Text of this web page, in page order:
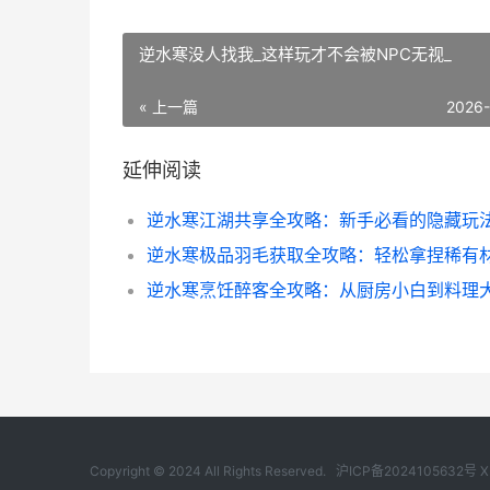
逆水寒没人找我_这样玩才不会被NPC无视_
« 上一篇
延伸阅读
逆水寒极品羽毛获取全攻略：轻松拿捏稀有
逆水寒烹饪醉客全攻略：从厨房小白到料理
Copyright © 2024 All Rights Reserved. 沪ICP备2024105632号